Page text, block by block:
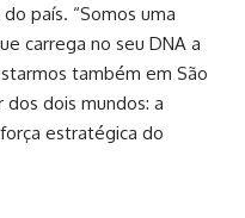
país. “Somos uma
carrega no seu DNA a
também em São
dos dois mundos: a
estratégica do